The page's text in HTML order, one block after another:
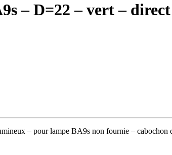
– D=22 – vert –
– pour lampe BA9s non fournie –